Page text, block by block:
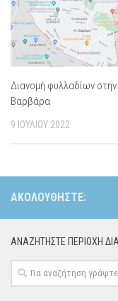
Διανομή φυλλαδίων στην
Βαρβάρα
9 ΙΟΥΛΊΟΥ 2022
ΑΚΟΛΟΥΘΉΣΤΕ:
ΑΝΑΖΗΤΉΣΤΕ ΠΕΡΙΟΧΉ